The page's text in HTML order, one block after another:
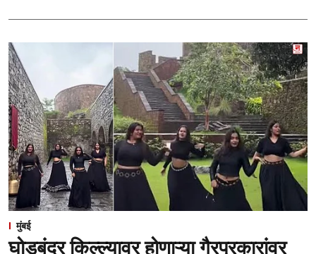
मुंबई
घोडबंदर किल्ल्यावर होणाऱ्या गैरप्रकारांवर